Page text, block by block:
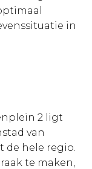
in
2 ligt
van
de hele regio.
te maken,